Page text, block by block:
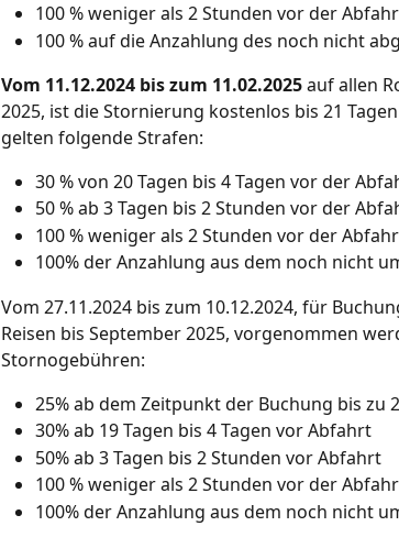
100 % weniger als 2 Stunden vor der
100 % auf die Anzahlung des noch nicht
Vom 11.12.2024 bis zum 11.02.2025 auf allen
2025, ist die Stornierung kostenlos bis 21
gelten folgende Strafen:
30 % von 20 Tagen bis 4 Tagen vor der
50 % ab 3 Tagen bis 2 Stunden vor der
100 % weniger als 2 Stunden vor der
100% der Anzahlung aus dem noch nicht
Vom 27.11.2024 bis zum 10.12.2024, für
Reisen bis September 2025, vorgenommen
Stornogebühren:
25% ab dem Zeitpunkt der Buchung bis zu
30% ab 19 Tagen bis 4 Tagen vor Abfahrt
50% ab 3 Tagen bis 2 Stunden vor Abfahrt
100 % weniger als 2 Stunden vor der
100% der Anzahlung aus dem noch nicht